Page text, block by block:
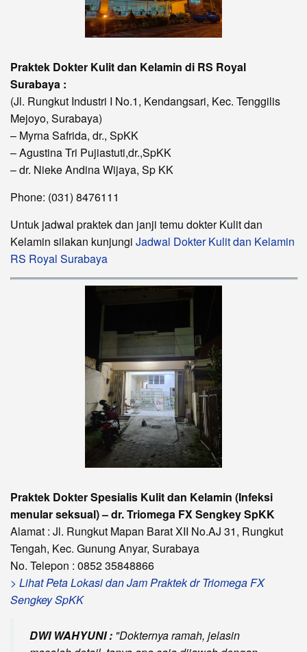
Praktek Dokter Kulit dan Kelamin di RS Royal
Surabaya :
(Jl. Rungkut Industri I No.1, Kendangsari, Kec. Tenggilis
Mejoyo, Surabaya)
– Myrna Safrida, dr., SpKK
– Agustina Tri Pujiastuti,dr.,SpKK
– dr. Nieke Andina Wijaya, Sp KK
Phone: (031) 8476111
Untuk jadwal praktek dan janji temu dokter Kulit dan
Kelamin silakan kunjungi Jadwal Dokter Kulit dan Kelamin
RS Royal Surabaya
Praktek Dokter Spesialis Kulit dan Kelamin (Infeksi
menular seksual) – dr. Triomega FX Sengkey SpKK
Alamat : Jl. Rungkut Mapan Barat XII No.AJ 31, Rungkut
Tengah, Kec. Gunung Anyar, Surabaya
No. Telepon : 0852 35848866
> Lihat Peta Lokasi dan Jam Praktek dr Triomega FX
Sengkey SpKK
DWI WAHYUNI : Dokternya ramah, jelasin